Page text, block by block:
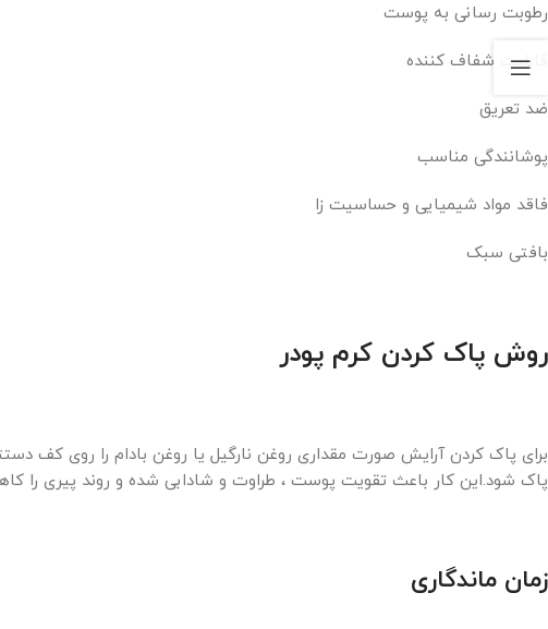
رطوبت رسانی به پوست
قابلیت شفاف کننده
ضد تعریق
پوشانندگی مناسب
فاقد مواد شیمیایی و حساسیت زا
بافتی سبک
روش پاک کردن کرم پودر
برای پاک کردن آرایش صورت مقداری روغن نارگیل یا روغن بادام را روی کف
پاک شود.این کار باعث تقویت پوست ، طراوت و شادابی شده و روند پیری را
زمان ماندگاری